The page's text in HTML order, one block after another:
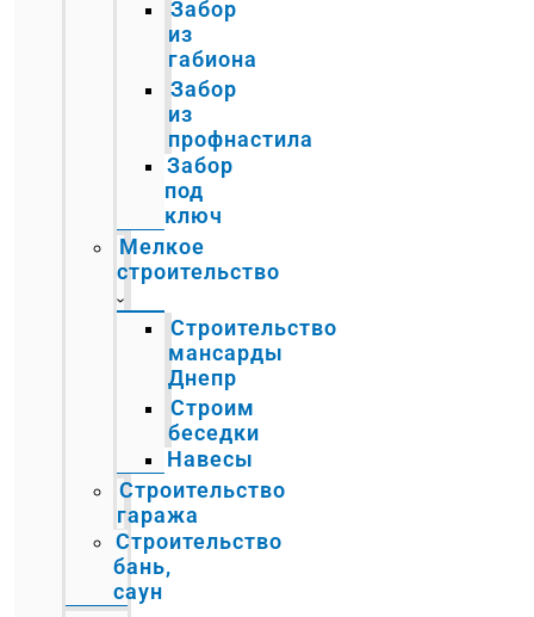
Забор
из
габиона
Забор
из
профнастила
Забор
под
ключ
Мелкое
строительство
Строительство
мансарды
Днепр
Строим
беседки
Навесы
Строительство
гаража
Строительство
бань,
саун